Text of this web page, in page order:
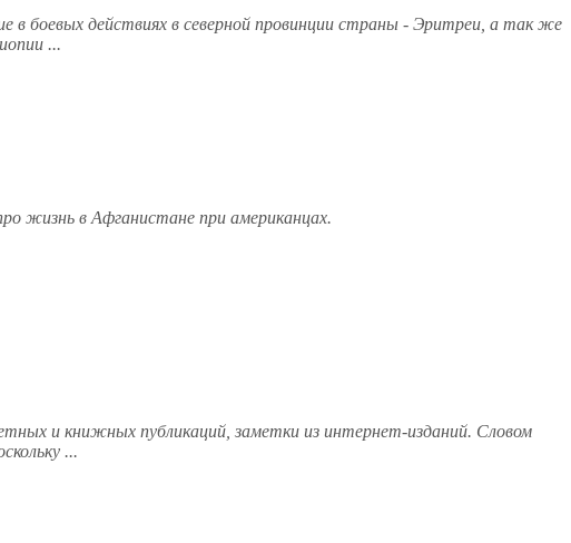
в боевых действиях в северной провинции страны - Эритреи, а так же
...
жизнь в Афганистане при американцах.
и книжных публикаций, заметки из интернет-изданий. Словом
...